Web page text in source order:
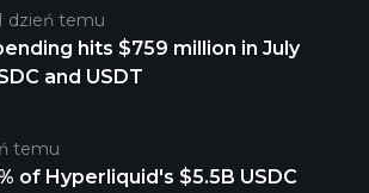
dzień temu
hits $759 million in July
and USDT
temu
of Hyperliquid's $5.5B USDC